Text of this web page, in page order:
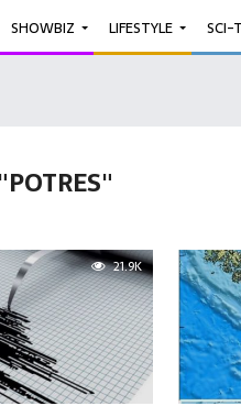
SHOWBIZ LIFESTYLE SCI-
21.9K